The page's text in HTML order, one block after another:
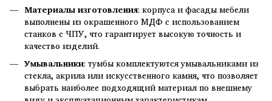
Материалы изготовления: корпуса и фасады мебели
выполнены из окрашенного МДФ с использованием
станков с ЧПУ, что гарантирует высокую точность и
качество изделий.
Умывальники: тумбы комплектуются умывальниками из
стекла, акрила или искусственного камня, что позволяет
выбрать наиболее подходящий материал по внешнему